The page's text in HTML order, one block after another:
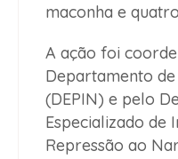
maconha e
A ação foi
Departamento de
(DEPIN) e pelo
Especializado de
Repressão ao